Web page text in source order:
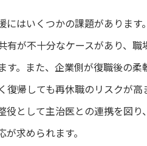
にはいくつかの課題があります
有が不十分なケースがあり、職
す。また、企業側が復職後の柔
復帰しても再休職のリスクが高
役として主治医との連携を図り
求められます。